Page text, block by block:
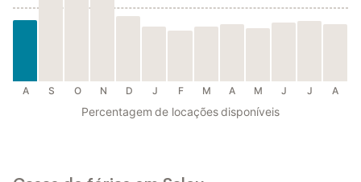
A S O N D J F M A M J J A
Percentagem de locações disponíveis